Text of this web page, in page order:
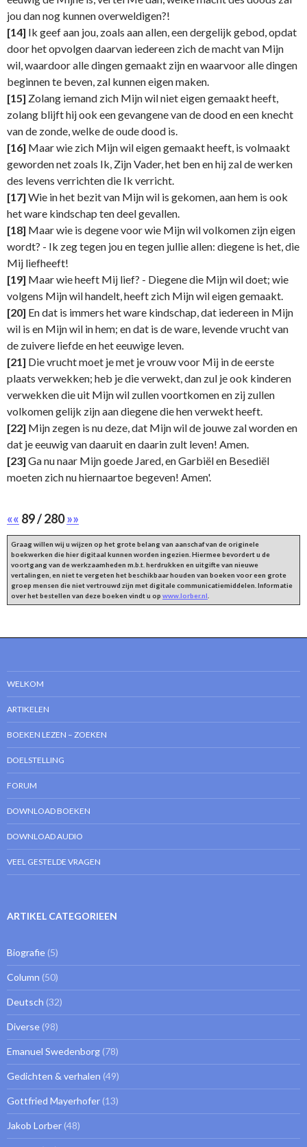
jou dan nog kunnen overweldigen?!
[14] Ik geef aan jou, zoals aan allen, een dergelijk gebod, opdat
door het opvolgen daarvan iedereen zich de macht van Mijn
wil, waardoor alle dingen gemaakt zijn en waarvoor alle dingen
beginnen te beven, zal kunnen eigen maken.
[15] Zolang iemand zich Mijn wil niet eigen gemaakt heeft,
zolang blijft hij ook een gevangene van de dood en een knecht
van de zonde, welke de oude dood is.
[16] Maar wie zich Mijn wil eigen gemaakt heeft, is volmaakt
geworden net zoals Ik, Zijn Vader, het ben en hij zal de werken
des levens verrichten die Ik verricht.
[17] Wie in het bezit van Mijn wil is gekomen, aan hem is ook
het ware kindschap ten deel gevallen.
[18] Maar wie is degene voor wie Mijn wil volkomen zijn eigen
wordt? - Ik zeg tegen jou en tegen jullie allen: diegene is het, die
Mij liefheeft!
[19] Maar wie heeft Mij lief? - Diegene die Mijn wil doet; wie
volgens Mijn wil handelt, heeft zich Mijn wil eigen gemaakt.
[20] En dat is immers het ware kindschap, dat iedereen in Mijn
wil is en Mijn wil in hem; en dat is de ware, levende vrucht van
de zuivere liefde en het eeuwige leven.
[21] Die vrucht moet je met je vrouw voor Mij in de eerste
plaats verwekken; heb je die verwekt, dan zul je ook kinderen
verwekken die uit Mijn wil zullen voortkomen en zij zullen
volkomen gelijk zijn aan diegene die hen verwekt heeft.
[22] Mijn zegen is nu deze, dat Mijn wil de jouwe zal worden en
dat je eeuwig van daaruit en daarin zult leven! Amen.
[23] Ga nu naar Mijn goede Jared, en Garbiël en Besediël
moeten zich nu hiernaartoe begeven! Amen'.
«« 89 / 280»»
Graag willen wij u wijzen op het grote belang van aanschaf van de originele
boekwerken die hier digitaal kunnen worden ingezien. Hiermee bevordert u de
voortgang van de werkzaamheden m.b.t. herdrukken en uitgifte van nieuwe
vertalingen, en niet te vergeten het beschikbaar houden van boeken voor een grote
groep mensen die niet vertrouwd zijn met digitale communicatiemiddelen. Informatie
over het bestellen van deze boeken vindt u op www.lorber.nl
WELKOM
ARTIKELEN
BOEKEN LEZEN – ZOEKEN
DOELSTELLING
FORUM
DOWNLOAD BOEKEN
DOWNLOAD AUDIO
VEEL GESTELDE VRAGEN
ARTIKEL CATEGORIEEN
Biografie (5)
Column (50)
Deutsch (32)
Diverse (98)
Emanuel Swedenborg (78)
Gedichten & verhalen (49)
Gottfried Mayerhofer (13)
Jakob Lorber (48)